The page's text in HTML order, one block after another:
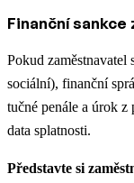
Finanční sankce
Pokud zaměstnavatel
sociální), finanční
tučné penále a úrok
data splatnosti.
Představte si